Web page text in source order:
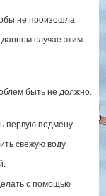
не произошла
случае этим
быть не должно.
первую подмену
свежую воду.
с помощью